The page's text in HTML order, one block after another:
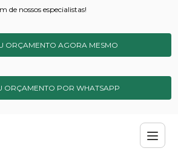
de nossos especialistas!
ORÇAMENTO AGORA MESMO
ORÇAMENTO POR WHATSAPP